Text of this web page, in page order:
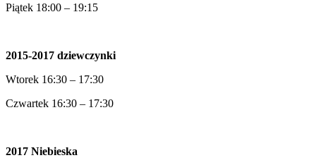
Piątek 18:00 – 19:15
2015-2017 dziewczynki
Wtorek 16:30 – 17:30
Czwartek 16:30 – 17:30
2017 Niebieska